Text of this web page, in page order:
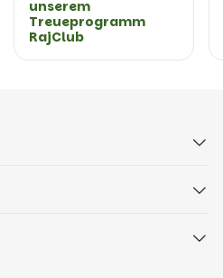
unserem
Treueprogramm
RajClub